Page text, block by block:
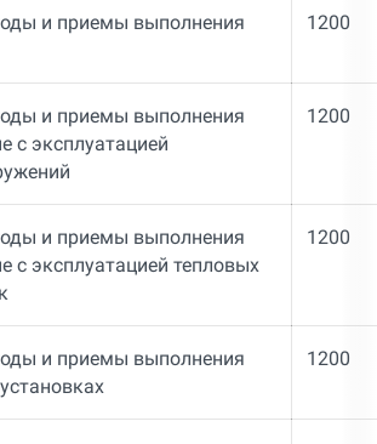
и приемы выполнения
1200
и приемы выполнения
с эксплуатацией
1200
и приемы выполнения
с эксплуатацией тепловых
1200
и приемы выполнения
1200